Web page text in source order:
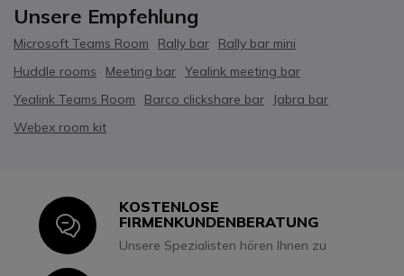
Unsere Empfehlung
Microsoft Teams Room Rally bar
Rally bar mini
Huddle rooms
Meeting bar Yealink meeting bar
Yealink Teams Room
Barco clickshare bar
Jabra bar
Webex room kit
Icon
KOSTENLOSE
FIRMENKUNDENBERATUNG
Unsere Spezialisten hören Ihnen zu